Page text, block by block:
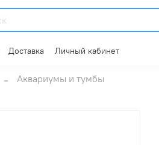
Доставка Личный кабинет
Аквариумы и тумбы